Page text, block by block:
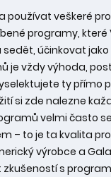
používat veškeré
programy, které
účinkovat jako
je vždy výhoda,
ty přímo
si zde nalezne
velmi často
– to je ta kvalita
výrobce a
s